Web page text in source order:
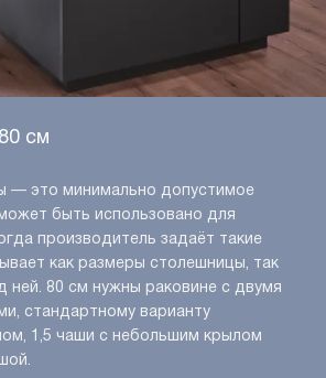
см
— это минимально допустимое
быть использовано для
производитель задаёт такие
как размеры столешницы, так
ней. 80 см нужны раковине с двумя
стандартному варианту
1,5 чаши с небольшим крылом